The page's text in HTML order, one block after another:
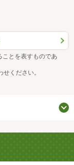
とを表すものであ
ください。